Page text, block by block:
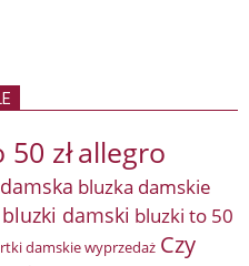
złallegro
bluzka damskie
bluzki damski bluzki to 50
damskie wyprzedaż Czy